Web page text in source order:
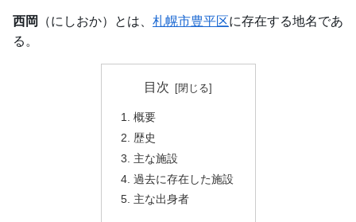
西岡 （にしおか）とは、 札幌市豊平区に存在する地名であ
る。
目次
概要
歴史
主な施設
過去に存在した施設
主な出身者